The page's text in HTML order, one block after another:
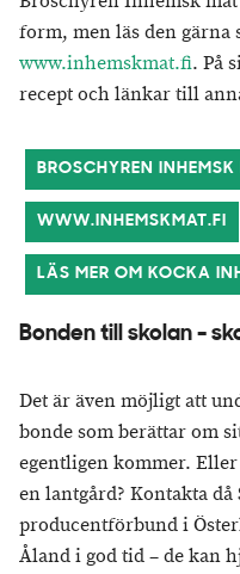
form, men läs den gärna
www.inhemskmat.fi. På
recept och länkar till
BROSCHYREN
WWW.INHEMSKMAT.FI
LÄS MER OM KOCKA
Bonden till skolan -
Det är även möjligt att
bonde som berättar om
egentligen kommer.
en lantgård? Kontakta då
producentförbund i
Åland i god tid – de kan